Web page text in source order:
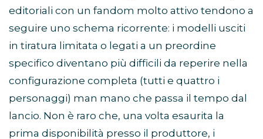
editoriali con un fandom molto attivo tendono a
seguire uno schema ricorrente: i modelli usciti
in tiratura limitata o legati a un preordine
specifico diventano più difficili da reperire nella
configurazione completa (tutti e quattro i
personaggi) man mano che passa il tempo dal
lancio. Non è raro che, una volta esaurita la
prima disponibilità presso il produttore, i